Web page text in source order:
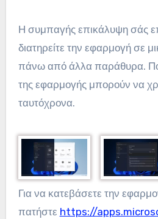
Η συμπαγής επικάλυψη σάς
διατηρείτε την εφαρμογή σε
πάνω από άλλα παράθυρα.
της εφαρμογής μπορούν να
ταυτόχρονα.
Για να κατεβάσετε την
πατήστε https://